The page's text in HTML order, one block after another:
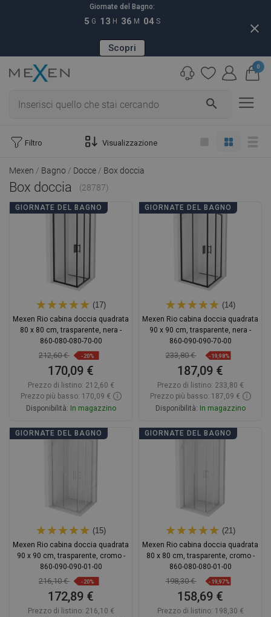
Giornate del Bagno:
5 G 13 H 36 M 03 S
Scopri
close
search
0
Filtro Visualizzazione
Mexen Bagno Docce Box doccia
Box doccia (28787)
GIORNATE DEL BAGNO
(17)
Mexen Rio cabina doccia quadrata
80 x 80 cm, trasparente, nera -
860-080-080-70-00
212,60 € -20%
170,09 €
Prezzo di listino: 212,60 €
Prezzo più basso: 170,09 €
Disponibilità: In magazzino
Aggiungi al carrello
GIORNATE DEL BAGNO
(14)
Mexen Rio cabina doccia quadrata
90 x 90 cm, trasparente, nera -
860-090-090-70-00
233,80 € -19,98%
187,09 €
Prezzo di listino: 233,80 €
Prezzo più basso: 187,09 €
Disponibilità: In magazzino
Aggiungi al carrello
GIORNATE DEL BAGNO
(15)
Mexen Rio cabina doccia quadrata
90 x 90 cm, trasparente, cromo -
860-090-090-01-00
216,10 € -20%
172,89 €
Prezzo di listino: 216,10 €
GIORNATE DEL BAGNO
(21)
Mexen Rio cabina doccia quadrata
80 x 80 cm, trasparente, cromo -
860-080-080-01-00
198,30 € -19,97%
158,69 €
Prezzo di listino: 198,30 €